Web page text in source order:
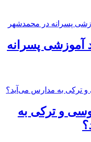
آموزشی پسرانه
و ترکی به